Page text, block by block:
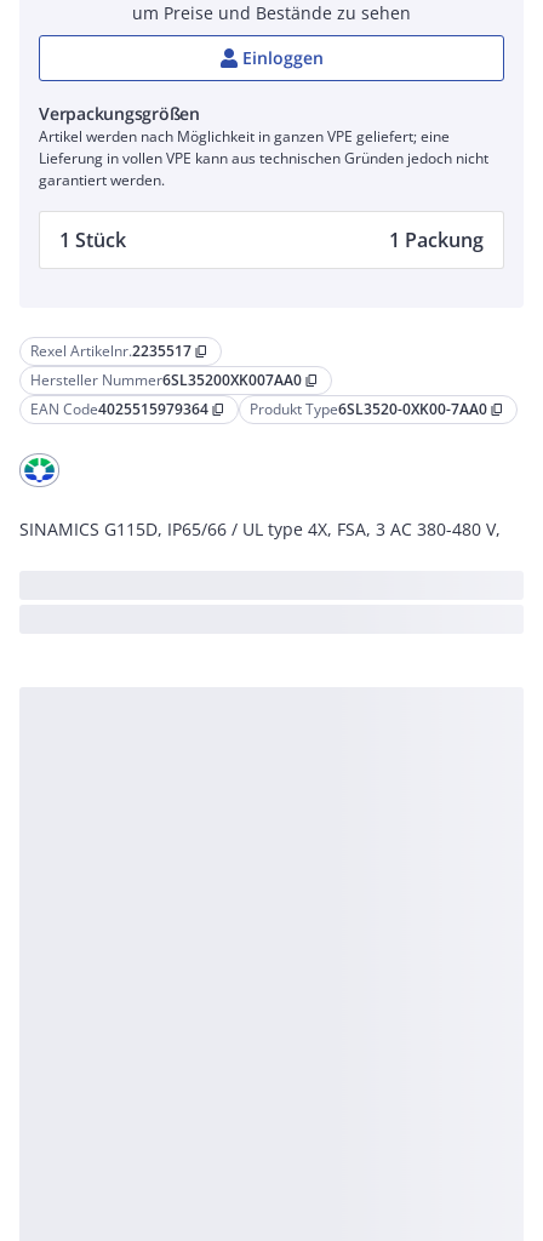
Rexel Artikelnr.2235517 content_copy
Hersteller Nummer6SL35200XK007AA0 content_copy
EAN Code4025515979364 content_copy Produkt Type6SL3520-0XK00-7AA0 content_copy
SINAMICS G115D, IP65/66 / UL type 4X, FSA, 3 AC 380-480 V,
um Preise und Bestände zu sehen
Einloggen
Verpackungsgrößen
Artikel werden nach Möglichkeit in ganzen VPE geliefert; eine
Lieferung in vollen VPE kann aus technischen Gründen jedoch nicht
garantiert werden.
1 Stück 1 Packung